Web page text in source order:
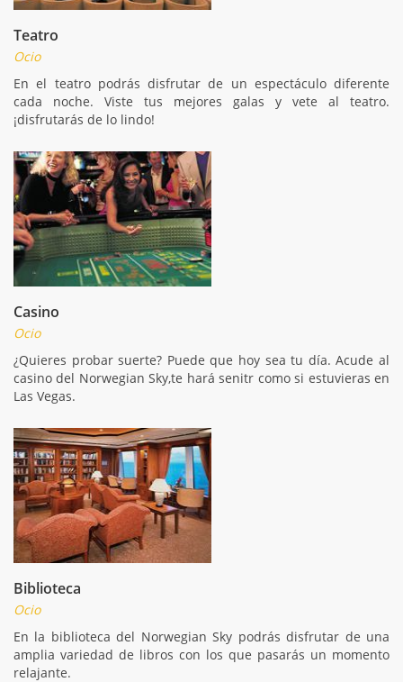
Teatro
Ocio
En el teatro podrás disfrutar de un espectáculo diferente
cada noche. Viste tus mejores galas y vete al teatro.
¡disfrutarás de lo lindo!
Casino
Ocio
¿Quieres probar suerte? Puede que hoy sea tu día. Acude al
casino del Norwegian Sky,te hará senitr como si estuvieras en
Las Vegas.
Biblioteca
Ocio
En la biblioteca del Norwegian Sky podrás disfrutar de una
amplia variedad de libros con los que pasarás un momento
relajante.